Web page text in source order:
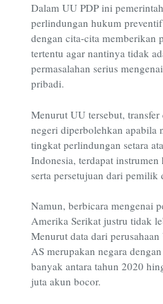
Dalam UU PDP ini
perlindungan hukum
dengan cita-cita memberikan
tertentu agar nantinya tidak
permasalahan serius
pribadi.
Menurut UU tersebut,
negeri diperbolehkan apabila
tingkat perlindungan setara
Indonesia, terdapat
serta persetujuan dari pemilik
Namun, berbicara mengenai
Amerika Serikat justru tidak
Menurut data dari
AS merupakan negara
banyak antara tahun 2020
juta akun bocor.